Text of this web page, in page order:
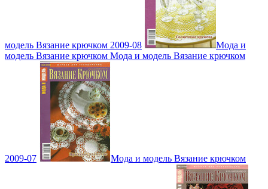
модель Вязание крючком 2009-08
Мода и
модель Вязание крючком Мода и модель Вязание крючком
2009-07 Мода и модель Вязание крючком